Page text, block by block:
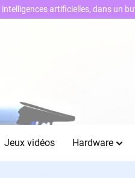
Jeux vidéos Hardware
artificielles, dans un